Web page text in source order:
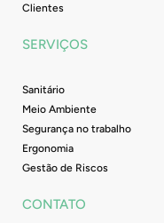
Clientes
SERVIÇOS
Sanitário
Meio Ambiente
Segurança no trabalho
Ergonomia
Gestão de Riscos
CONTATO